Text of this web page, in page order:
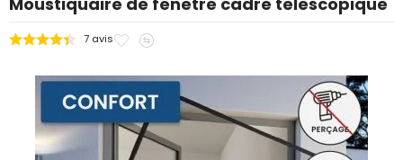
7 avis
Ajouter
mes
favoris
comparateur